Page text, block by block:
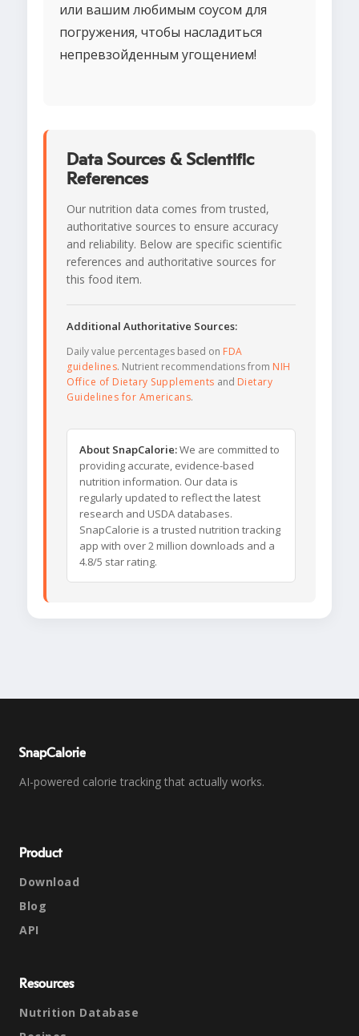
или вашим любимым соусом для
погружения, чтобы насладиться
непревзойденным угощением!
Data Sources & Scientific
References
Our nutrition data comes from trusted,
authoritative sources to ensure accuracy
and reliability. Below are specific scientific
references and authoritative sources for
this food item.
Additional Authoritative Sources:
Daily value percentages based on FDA
guidelines. Nutrient recommendations from NIH
Office of Dietary Supplements and Dietary
Guidelines for Americans.
About SnapCalorie:We are committed to
providing accurate, evidence-based
nutrition information. Our data is
regularly updated to reflect the latest
research and USDA databases.
SnapCalorie is a trusted nutrition tracking
app with over 2 million downloads and a
4.8/5 star rating.
SnapCalorie
AI-powered calorie tracking that actually works.
Product
Download
Blog
API
Resources
Nutrition Database